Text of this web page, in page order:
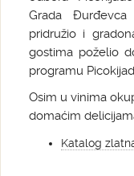
Grada
pridružio i
gostima poželio
programu
Osim u vinima
domaćim
Katalog